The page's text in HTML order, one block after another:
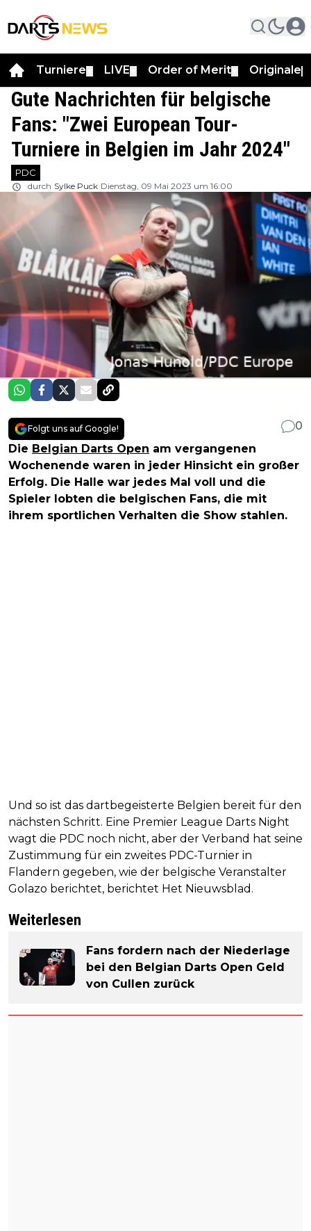
Turniere LIVE Order of Merit Originale
Gute Nachrichten für belgische
Fans: "Zwei European Tour-
Turniere in Belgien im Jahr 2024"
PDC
durch Sylke Puck Dienstag, 09 Mai 2023 um 16:00
Folgt uns auf Google!
0
Die Belgian Darts Open am vergangenen
Wochenende waren in jeder Hinsicht ein großer
Erfolg. Die Halle war jedes Mal voll und die
Spieler lobten die belgischen Fans, die mit
ihrem sportlichen Verhalten die Show stahlen.
Und so ist das dartbegeisterte Belgien bereit für den
nächsten Schritt. Eine Premier League Darts Night
wagt die PDC noch nicht, aber der Verband hat seine
Zustimmung für ein zweites PDC-Turnier in
Flandern gegeben, wie der belgische Veranstalter
Golazo berichtet, berichtet Het Nieuwsblad.
Weiterlesen
Fans fordern nach der Niederlage
bei den Belgian Darts Open Geld
von Cullen zurück